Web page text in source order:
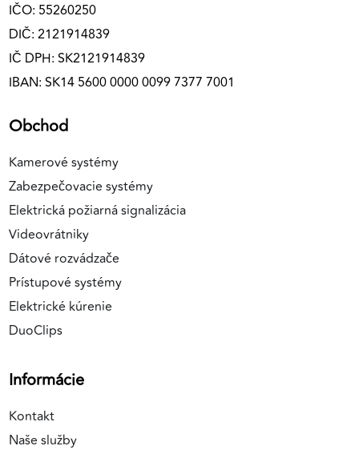
IČO: 55260250
DIČ: 2121914839
IČ DPH: SK2121914839
IBAN: SK14 5600 0000 0099 7377 7001
Obchod
Kamerové systémy
Zabezpečovacie systémy
Elektrická požiarná signalizácia
Videovrátniky
Dátové rozvádzače
Prístupové systémy
Elektrické kúrenie
DuoClips
Informácie
Kontakt
Naše služby